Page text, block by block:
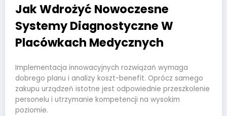
Jak Wdrożyć Nowoczesne
Systemy Diagnostyczne W
Placówkach Medycznych
Implementacja innowacyjnych rozwiązań wymaga
dobrego planu i analizy koszt-benefit. Oprócz samego
zakupu urządzeń istotne jest odpowiednie przeszkolenie
personelu i utrzymanie kompetencji na wysokim
poziomie.